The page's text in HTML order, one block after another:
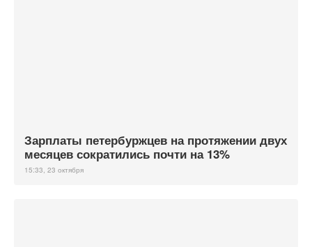
Зарплаты петербуржцев на протяжении двух
месяцев сократились почти на 13%
15:33, 23 октября